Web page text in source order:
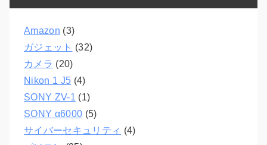
Amazon (3)
ガジェット (32)
カメラ (20)
Nikon 1 J5 (4)
SONY ZV-1 (1)
SONY α6000 (5)
サイバーセキュリティ (4)